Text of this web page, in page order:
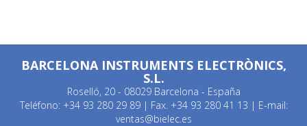
BARCELONA INSTRUMENTS ELECTRÒNICS,
S.L.
Roselló, 20 - 08029 Barcelona - España
Teléfono: +34 93 280 29 89 | Fax. +34 93 280 41 13 | E-mail:
ventas@bielec.es